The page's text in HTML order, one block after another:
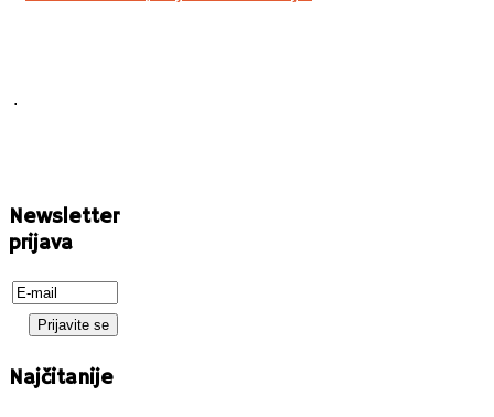
.
Newsletter
prijava
Najčitanije